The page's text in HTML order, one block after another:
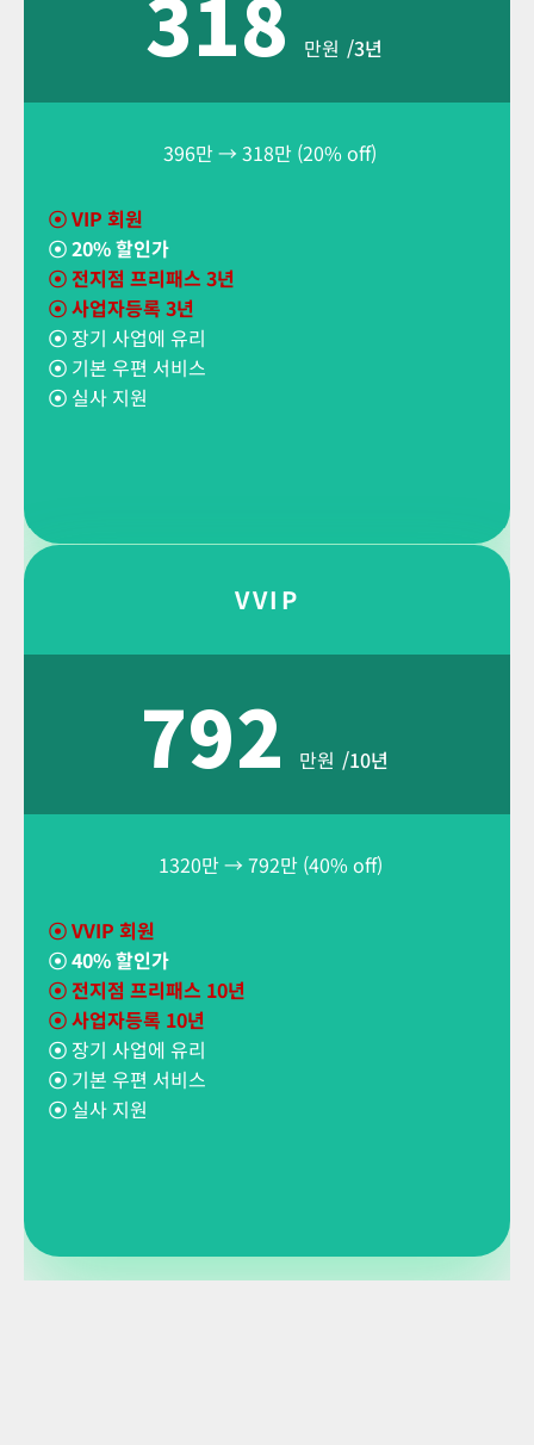
318만원 /3년
396만 → 318만 (20% off)
☉VIP 회원
☉20% 할인가
☉전지점 프리패스 3년
☉ 사업자등록 3년
☉ 장기 사업에 유리
☉ 기본 우편 서비스
☉ 실사 지원
VVIP
792만원 /10년
1320만 → 792만 (40% off)
☉VVIP 회원
☉40% 할인가
☉ 전지점 프리패스 10년
☉ 사업자등록 10년
☉ 장기 사업에 유리
☉ 기본 우편 서비스
☉ 실사 지원